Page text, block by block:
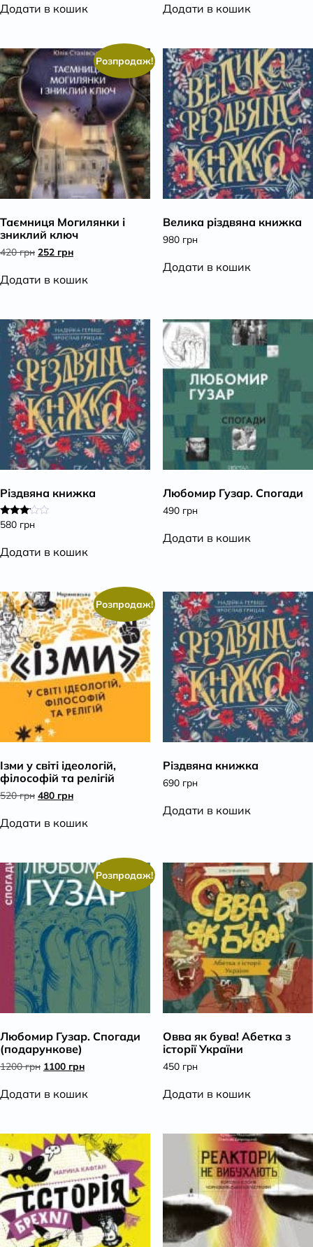
Додати в кошик Додати в кошик
Розпродаж!
Таємниця Могилянки і
зниклий ключ
420грн Оригінальна
252 грнПоточна
Додати в кошик
Велика різдвяна книжка
980 грн
Додати в кошик
Різдвяна книжка
Оцінено
з 5
580 грн
Додати в кошик
Любомир Гузар. Спогади
490 грн
Додати в кошик
Розпродаж!
Ізми у світі ідеологій,
філософій та релігій
520грн Оригінальна
480 грнПоточна
Додати в кошик
Різдвяна книжка
690 грн
Додати в кошик
Розпродаж!
Любомир Гузар. Спогади
(подарункове)
1200грн Оригінальна
1100 грнПоточна
Додати в кошик
Овва як бува! Абетка з
історії України
450 грн
Додати в кошик